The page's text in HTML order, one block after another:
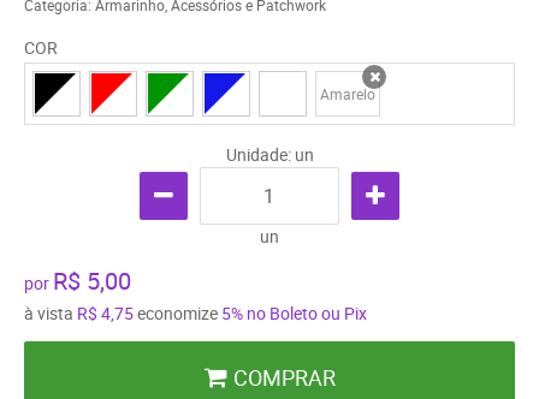
Categoria: Armarinho Acessórios e Patchwork
COR
Amarelo
x
Unidade: un
un
por R$ 5,00
à vista R$ 4,75economize 5% no Boleto ou Pix
COMPRAR